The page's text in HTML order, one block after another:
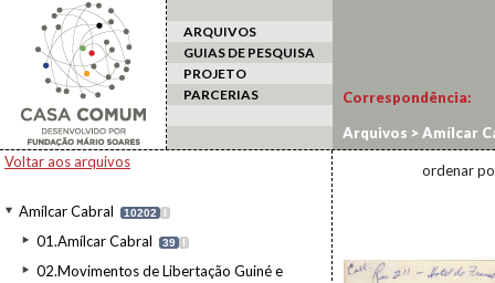
ARQUIVOS
GUIAS DE PESQUISA
PROJETO
PARCERIAS
Voltar aos arquivos
Amílcar Cabral 10202 I
01.Amílcar Cabral 39 I
02.Movimentos de Libertação Guiné e
Correspondência:
Arquivos >Amílcar
ordenar